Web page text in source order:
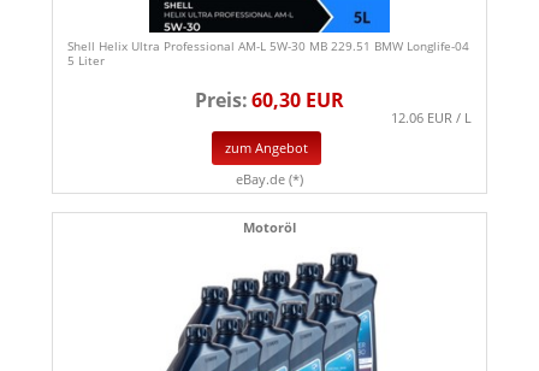
Shell Helix Ultra Professional AM-L 5W-30 MB 229.51 BMW Longlife-04
5 Liter
Preis:60,30 EUR
12.06 EUR / L
zum Angebot
eBay.de (*)
Motoröl